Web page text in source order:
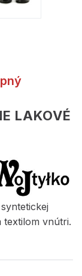
LAKOVÉ
vnútri.